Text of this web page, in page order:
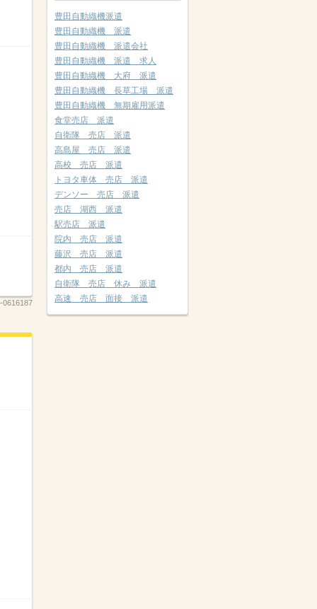
0616187
豊田自動織機派遣
豊田自動織機 派遣
豊田自動織機 派遣会社
豊田自動織機 派遣 求人
豊田自動織機 大府 派遣
豊田自動織機 長草工場 派遣
豊田自動織機 無期雇用派遣
食堂売店 派遣
自衛隊 売店 派遣
高島屋 売店 派遣
高校 売店 派遣
トヨタ車体 売店 派遣
デンソー 売店 派遣
売店 湖西 派遣
駅売店 派遣
院内 売店 派遣
藤沢 売店 派遣
都内 売店 派遣
自衛隊 売店 休み 派遣
高速 売店 面接 派遣